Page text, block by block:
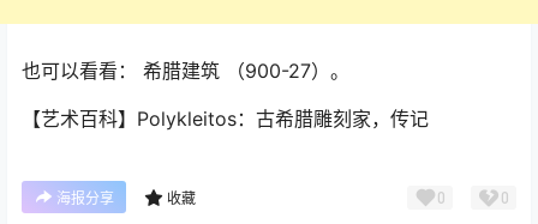
也可以看看： 希腊建筑 （900-27）。
【艺术百科】Polykleitos：古希腊雕刻家，传记
海报分享 收藏 0 0